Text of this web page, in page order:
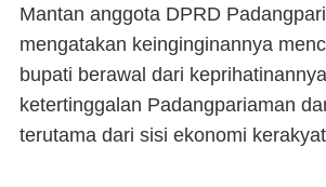
Mantan anggota DPRD
mengatakan keinginginannya
bupati berawal dari
ketertinggalan Padangpariaman
terutama dari sisi ekonomi